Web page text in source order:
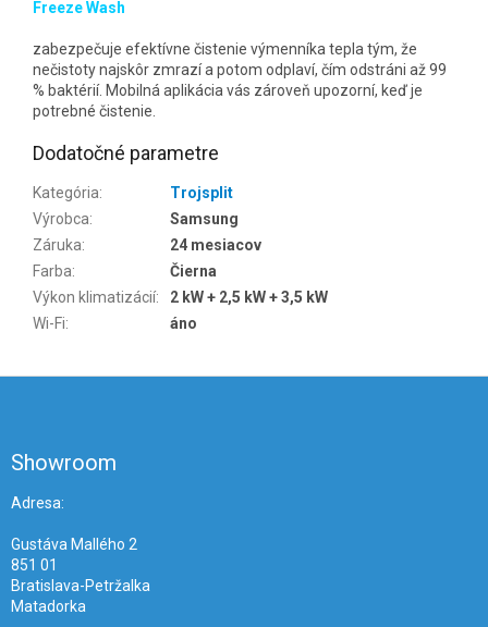
Freeze Wash
zabezpečuje efektívne čistenie výmenníka tepla tým, že
nečistoty najskôr zmrazí a potom odplaví, čím odstráni až 99
% baktérií. Mobilná aplikácia vás zároveň upozorní, keď je
potrebné čistenie.
Dodatočné parametre
Kategória:
Trojsplit
Výrobca:
Samsung
Záruka:
24 mesiacov
Farba:
Čierna
Výkon klimatizácií:
2 kW + 2,5 kW + 3,5 kW
Wi-Fi: áno
Showroom
Adresa:
Gustáva Mallého 2
851 01
Bratislava-Petržalka
Matadorka